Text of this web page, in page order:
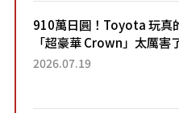
910萬日圓！Toyota 玩真
「超豪華 Crown」太厲害
採用由「匠人技藝」打造的
2026.07.19